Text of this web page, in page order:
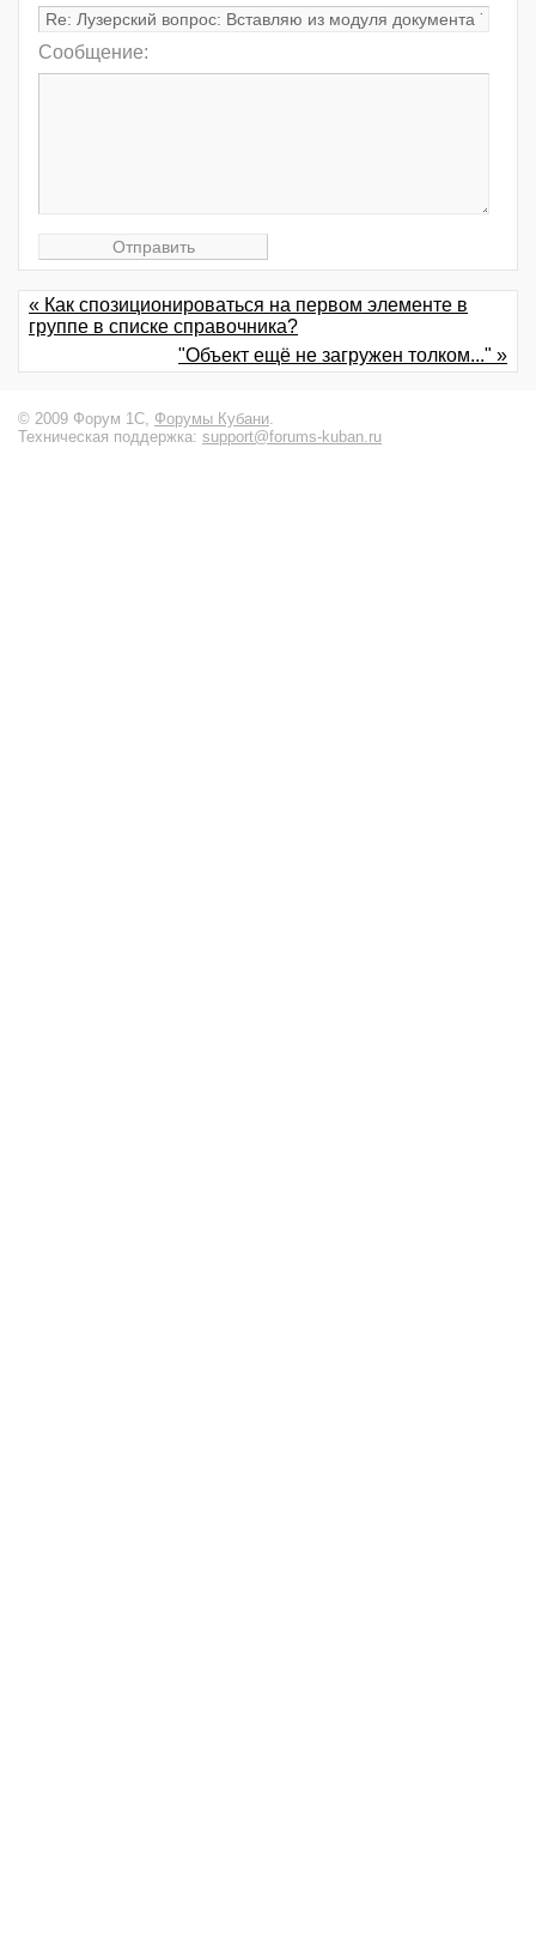
Сообщение:
« Как спозиционироваться на первом элементе в
группе в списке справочника?
"Объект ещё не загружен толком..." »
© 2009 Форум 1С, Форумы Кубани
Техническая поддержка: support@forums-kuban.ru